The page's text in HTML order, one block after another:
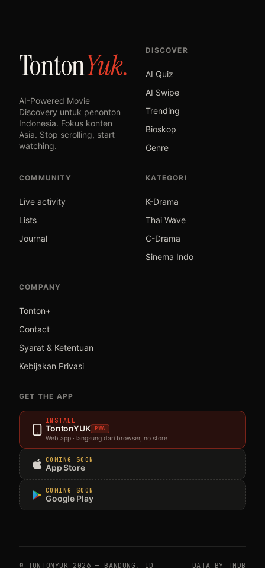
TontonYuk.
AI-Powered Movie
Discovery untuk penonton
Indonesia. Fokus konten
Asia. Stop scrolling, start
watching.
DISCOVER
AI Quiz
AI Swipe
Trending
Bioskop
Genre
COMMUNITY
Live activity
Lists
Journal
KATEGORI
K-Drama
Thai Wave
C-Drama
Sinema Indo
COMPANY
Tonton+
Contact
Syarat & Ketentuan
Kebijakan Privasi
GET THE APP
INSTALL
TontonYUK PWA
Web app · langsung dari browser, no store
COMING SOON
App Store
COMING SOON
Google Play
© TONTONYUK 2026 — BANDUNG, ID DATA BY TMDB